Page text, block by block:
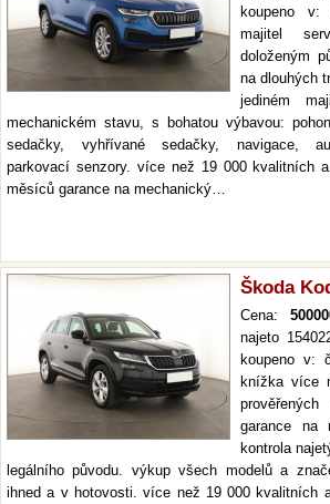
koupeno v:
majitel
doloženým
na dlouhých
jediném
mechanickém stavu, s bohatou výbavou:
sedačky, vyhřívané sedačky, navigace,
parkovací senzory. více než 19 000 kvalitních
měsíců garance na mechanický…
Škoda
Cena:
najeto
koupeno v:
knížka více
garance na
kontrola
legálního původu. výkup všech modelů a
ihned a v hotovosti. více než 19 000 kvalitních